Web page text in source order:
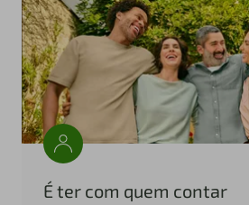
É ter com quem contar